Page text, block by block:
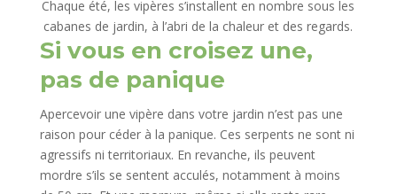
Chaque été, les vipères s’installent en nombre sous les
cabanes de jardin, à l’abri de la chaleur et des regards.
Si vous en croisez une,
pas de panique
Apercevoir une vipère dans votre jardin n’est pas une
raison pour céder à la panique. Ces serpents ne sont ni
agressifs ni territoriaux. En revanche, ils peuvent
mordre s’ils se sentent acculés, notamment à moins